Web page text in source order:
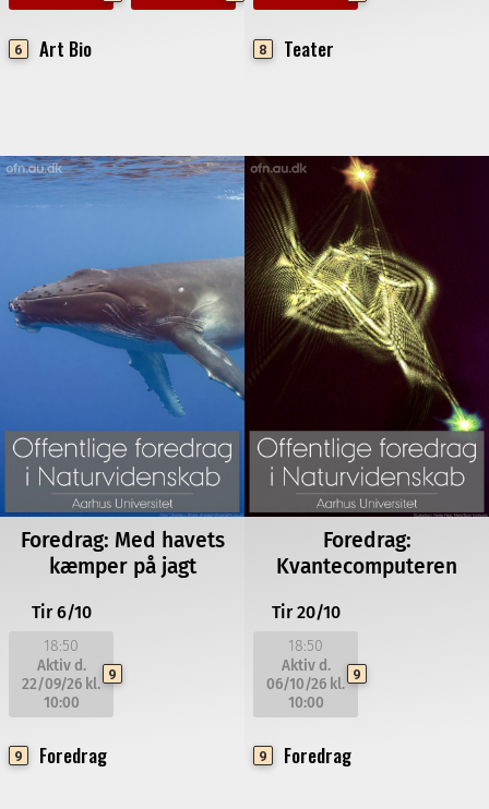
6 Art Bio 8 Teater
Foredrag: Med havets
kæmper på jagt
Tir 6/10
18:50
9
Aktiv d.
22/09/26 kl.
10:00
9 Foredrag
Foredrag:
Kvantecomputeren
Tir 20/10
18:50
9
Aktiv d.
06/10/26 kl.
10:00
9 Foredrag